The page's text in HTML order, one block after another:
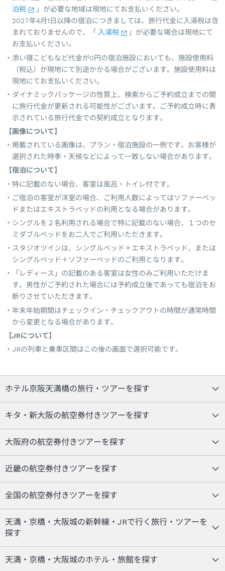
泊税
」が必要な地域は現地にてお支払いください。
2027年4月1日以降の宿泊につきましては、旅行代金に入湯税は含
まれておりませんので、「 入湯税
」が必要な場合は現地にて
お支払いください。
添い寝こどもなど代金が0円の宿泊施設においても、施設使用料
（税込）が現地にて別途かかる場合がございます。施設使用料は
現地にてお支払いください。
ダイナミックパッケージの性質上、検索からご予約成立までの間
に旅行代金が更新される可能性がございます。ご予約成立時に表
示されている旅行代金での契約成立となります。
【画像について】
掲載されている画像は、プラン・宿泊施設の一例です。お客様が
選択された時季・天候などによって一致しない場合があります。
【宿泊について】
特に記載のない場合、客室は風呂・トイレ付です。
ご宿泊の客室が洋室の場合、ご利用人数によってはソファーベッ
ドまたはエキストラベッドの利用となる場合があります。
シングルを２名利用される場合で特に記載のない場合、１つのセ
ミダブルベッドをお二人でご利用いただきます。
スタジオツインは、シングルベッド＋エキストラベッド、または
シングルベッド＋ソファーベッドのご利用となります。
「レディース」の記載のある客室は女性のみご利用いただけま
す。男性がご予約された場合には予約成立後であっても宿泊をお
断りさせていただきます。
年末年始期間はチェックイン・チェックアウトの時間が通常時間
から変更となる場合があります。
【JRについて】
JRの列車と乗車区間はこの後の画面で選択可能です。
ホテル京阪天満橋の旅行・ツアーを探す
キタ・新大阪の航空券付きツアーを探す
大阪府の航空券付きツアーを探す
近畿の航空券付きツアーを探す
全国の航空券付きツアーを探す
天満・京橋・大阪城の新幹線・JRで行く旅行・ツアーを
探す
天満・京橋・大阪城のホテル・旅館を探す